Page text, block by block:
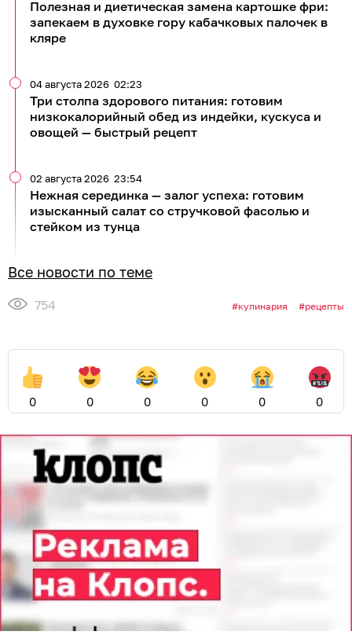
Полезная и диетическая замена картошке фри:
запекаем в духовке гору кабачковых палочек в
кляре
Три столпа здорового питания: готовим
низкокалорийный обед из индейки, кускуса и
овощей — быстрый рецепт
04 августа 2026 02:23
Нежная серединка — залог успеха: готовим
изысканный салат со стручковой фасолью и
стейком из тунца
02 августа 2026 23:54
Все новости по теме
754 кулинария рецепты
0 0 0 0 0 0